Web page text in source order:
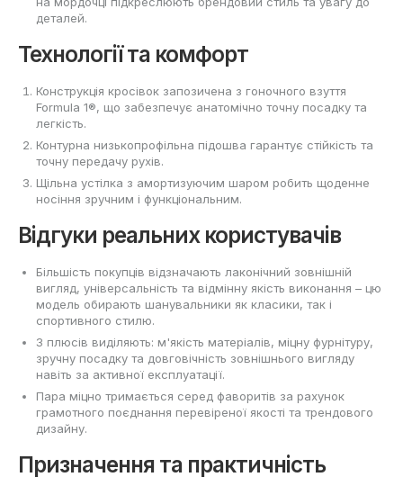
деталей.
Технології та комфорт
Конструкція кросівок запозичена з гоночного взуття
Formula 1®, що забезпечує анатомічно точну посадку та
легкість.
Контурна низькопрофільна підошва гарантує стійкість та
точну передачу рухів.
Щільна устілка з амортизуючим шаром робить щоденне
носіння зручним і функціональним.
Відгуки реальних користувачів
Більшість покупців відзначають лаконічний зовнішній
вигляд, універсальність та відмінну якість виконання – цю
модель обирають шанувальники як класики, так і
спортивного стилю.
З плюсів виділяють: м'якість матеріалів, міцну фурнітуру,
зручну посадку та довговічність зовнішнього вигляду
навіть за активної експлуатації.
Пара міцно тримається серед фаворитів за рахунок
грамотного поєднання перевіреної якості та трендового
дизайну.
Призначення та практичність